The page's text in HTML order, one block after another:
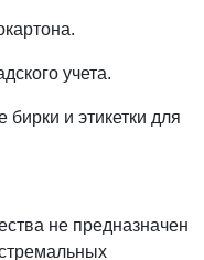
учета.
и этикетки для
не предназначен